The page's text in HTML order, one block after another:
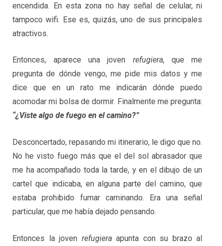
encendida. En esta zona no hay señal de celular, ni
tampoco wifi. Ese es, quizás, uno de sus principales
atractivos.
Entonces, aparece una joven refugiera, que me
pregunta de dónde vengo, me pide mis datos y me
dice que en un rato me indicarán dónde puedo
acomodar mi bolsa de dormir. Finalmente me pregunta:
“¿Viste algo de fuego en el camino?”
Desconcertado, repasando mi itinerario, le digo que no.
No he visto fuego más que el del sol abrasador que
me ha acompañado toda la tarde, y en el dibujo de un
cartel que indicaba, en alguna parte del camino, que
estaba prohibido fumar caminando. Era una señal
particular, que me había dejado pensando.
Entonces la joven refugieraapunta con su brazo al